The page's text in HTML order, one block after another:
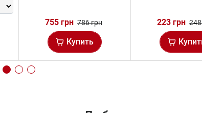
755 грн 786 грн
Купить
223 грн